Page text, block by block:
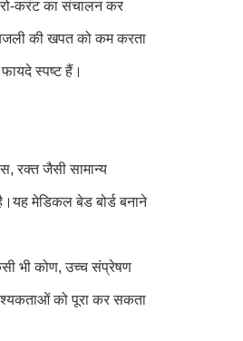
करंट का संचालन कर
की खपत को कम करता
स्पष्ट हैं।
रक्त जैसी सामान्य
मेडिकल बेड बोर्ड बनाने
भी कोण, उच्च संप्रेषण
को पूरा कर सकता